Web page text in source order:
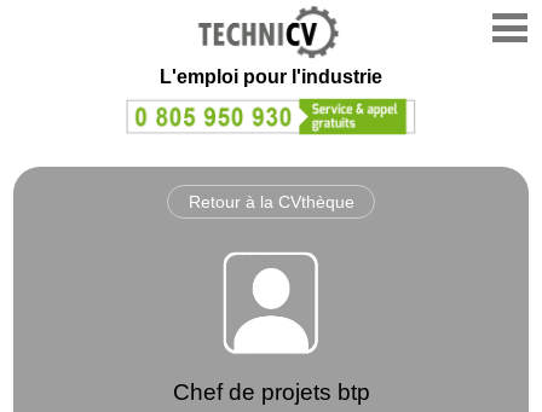
L'emploi pour l'industrie
Retour à la CVthèque
Chef de projets btp